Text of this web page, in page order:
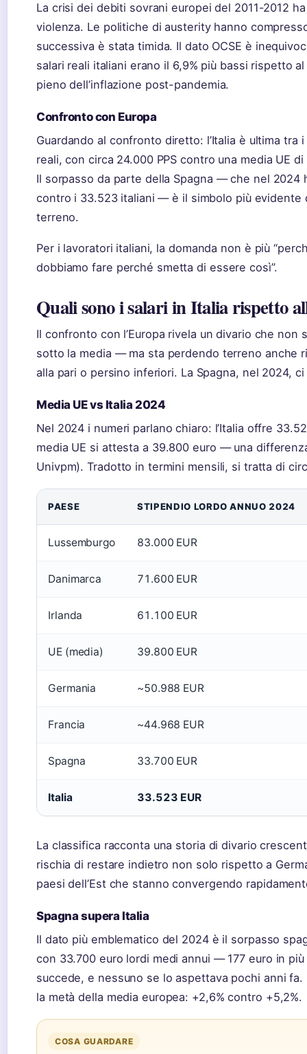
La crisi dei debiti sovrani europei del 2011-2012
violenza. Le politiche di austerity hanno
successiva è stata timida. Il dato OCSE è
salari reali italiani erano il 6,9% più bassi rispetto
pieno dell’inflazione post-pandemia.
Confronto con Europa
Guardando al confronto diretto: l’Italia è ultima
reali, con circa 24.000 PPS contro una media UE
Il sorpasso da parte della Spagna — che nel 2024
contro i 33.523 italiani — è il simbolo più evidente
terreno.
Per i lavoratori italiani, la domanda non è più
dobbiamo fare perché smetta di essere così”.
Quali sono i salari in Italia rispetto
Il confronto con l’Europa rivela un divario che non
sotto la media — ma sta perdendo terreno anche
alla pari o persino inferiori. La Spagna, nel 2024,
Media UE vs Italia 2024
Nel 2024 i numeri parlano chiaro: l’Italia offre
media UE si attesta a 39.800 euro — una
Univpm). Tradotto in termini mensili, si tratta di
PAESE STIPENDIO LORDO ANNUO 2024
Lussemburgo 83.000 EUR
Danimarca 71.600 EUR
Irlanda 61.100 EUR
UE (media) 39.800 EUR
Germania ~50.988 EUR
Francia ~44.968 EUR
Spagna 33.700 EUR
Italia 33.523 EUR
La classifica racconta una storia di divario
rischia di restare indietro non solo rispetto a
paesi dell’Est che stanno convergendo
Spagna supera Italia
Il dato più emblematico del 2024 è il sorpasso
con 33.700 euro lordi medi annui — 177 euro in più
succede, e nessuno se lo aspettava pochi anni
la metà della media europea: +2,6% contro +5,2%.
COSA GUARDARE